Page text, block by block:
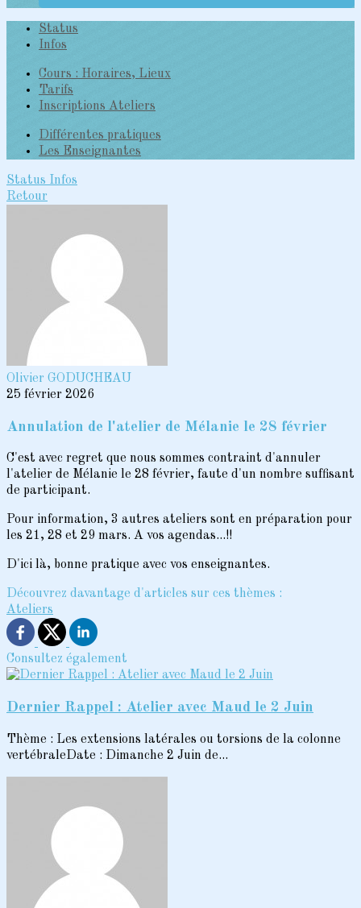
Status
Infos
Cours : Horaires, Lieux
Tarifs
Inscriptions Ateliers
Différentes pratiques
Les Enseignantes
Status Infos
Retour
Olivier GODUCHEAU
25 février 2026
Annulation de l'atelier de Mélanie le 28 février
C'est avec regret que nous sommes contraint d'annuler
l'atelier de Mélanie le 28 février, faute d'un nombre suffisant
de participant.
Pour information, 3 autres ateliers sont en préparation pour
les 21, 28 et 29 mars. A vos agendas...!!
D'ici là, bonne pratique avec vos enseignantes.
Découvrez davantage d'articles sur ces thèmes :
Ateliers
Consultez également
Dernier Rappel : Atelier avec Maud le 2 Juin
Thème : Les extensions latérales ou torsions de la colonne
vertébraleDate : Dimanche 2 Juin de...